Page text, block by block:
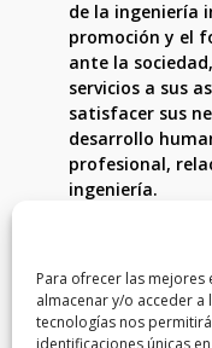
Para ofrecer las
almacenar y/o acceder
tecnologías nos
identificaciones únicas
de la ingeniería
promoción y el
ante la
servicios a sus
satisfacer sus
desarrollo
profesional,
ingeniería.